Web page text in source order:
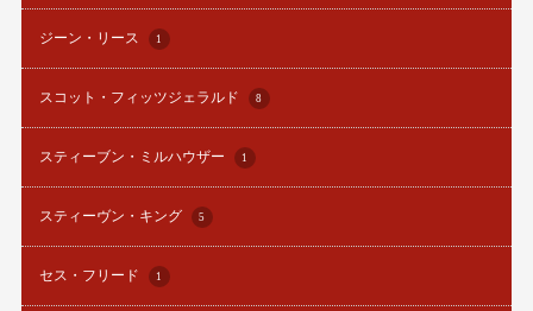
ジーン・リース 1
スコット・フィッツジェラルド 8
スティーブン・ミルハウザー 1
スティーヴン・キング 5
セス・フリード 1